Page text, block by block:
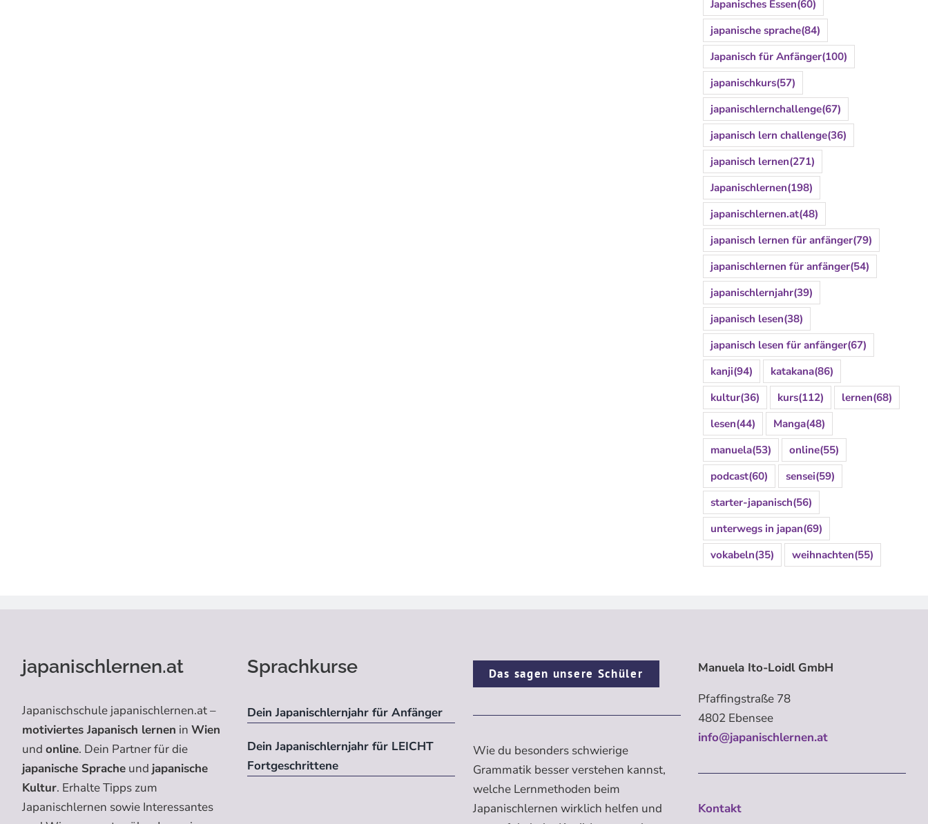
Japanisches Essen(60)
japanische sprache(84)
Japanisch für Anfänger(100)
japanischkurs(57)
japanischlernchallenge(67)
japanisch lern challenge(36)
japanisch lernen(271)
Japanischlernen(198)
japanischlernen.at(48)
japanisch lernen für anfänger(79)
japanischlernen für anfänger(54)
japanischlernjahr(39)
japanisch lesen(38)
japanisch lesen für anfänger(67)
kanji(94) katakana(86)
kultur(36) kurs(112) lernen(68)
lesen(44) Manga(48)
manuela(53) online(55)
podcast(60) sensei(59)
starter-japanisch(56)
unterwegs in japan(69)
vokabeln(35) weihnachten(55)
japanischlernen.at
Japanischschule japanischlernen.at –
motiviertes Japanisch lernen in Wien
und online. Dein Partner für die
japanische Spracheund japanische
Kultur. Erhalte Tipps zum
Japanischlernen sowie Interessantes
Sprachkurse
Dein Japanischlernjahr für Anfänger
Dein Japanischlernjahr für LEICHT
Fortgeschrittene
Das sagen unsere Schüler
Wie du besonders schwierige
Grammatik besser verstehen kannst,
welche Lernmethoden beim
Japanischlernen wirklich helfen und
Manuela Ito-Loidl GmbH
Pfaffingstraße 78
4802 Ebensee
info@japanischlernen.at
Kontakt